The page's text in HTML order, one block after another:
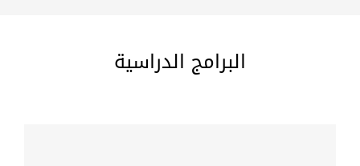
البرامج الدراسية